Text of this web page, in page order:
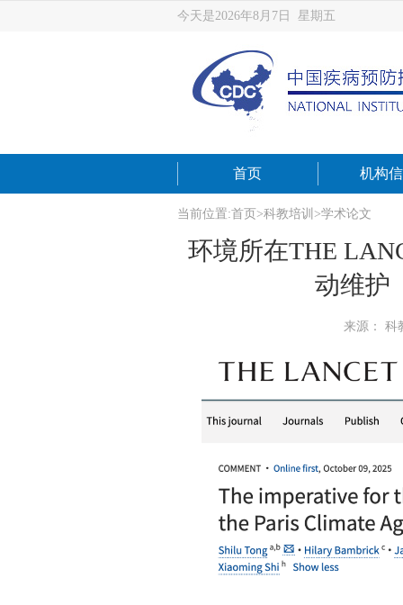
今天是2026年8月7日 星期五
首页 机构
当前位置:首页 >科教培训 >学术论文
环境所在THE
动维护
来源： 科